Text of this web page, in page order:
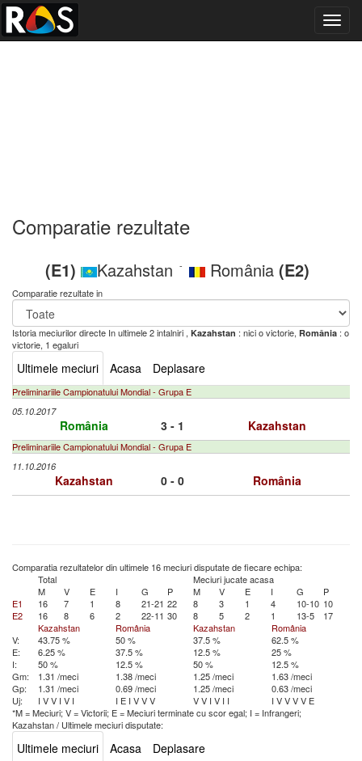
Comparatie rezultate
(E1) Kazahstan - România (E2)
Comparatie rezultate in
Istoria meciurilor directe In ultimele 2 intalniri , Kazahstan : nici o victorie, România : o
victorie, 1 egaluri
Ultimele meciuri Acasa Deplasare
Preliminariile Campionatului Mondial - Grupa E
05.10.2017
România 3 - 1 Kazahstan
Preliminariile Campionatului Mondial - Grupa E
11.10.2016
Kazahstan 0 - 0 România
Comparatia rezultatelor din ultimele 16 meciuri disputate de fiecare echipa:
Total
Meciuri jucate acasa
M
V E I G P M V E I G
P
E1
16 7 1 8 21-21 22 8 3 1 4 10-10 10
E2
16 8 6 2 22-11 30 8 5 2 1 13-5
17
Kazahstan
România Kazahstan
România
V:
43.75 % 50 % 37.5 %
62.5 %
E:
6.25 % 37.5 % 12.5 %
25 %
I:
50 % 12.5 % 50 %
12.5 %
Gm:
1.31 /meci 1.38 /meci 1.25 /meci
1.63 /meci
Gp:
1.31 /meci 0.69 /meci 1.25 /meci
0.63 /meci
Uj:
I VV I V I I E I VVV VV I V I I I VVVV E
*M = Meciuri; V = Victorii; E = Meciuri terminate cu scor egal; I = Infrangeri;
Kazahstan/ Ultimele meciuri disputate:
Ultimele meciuri Acasa Deplasare